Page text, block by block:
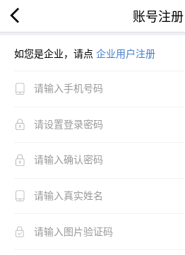
账号注册
如您是企业，请点 企业用户注册